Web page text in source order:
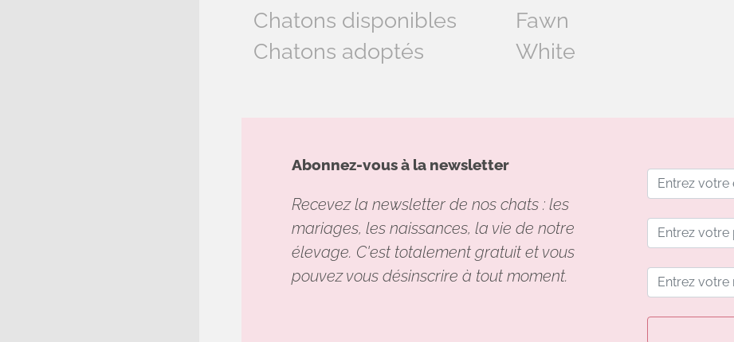
Chatons disponibles
Chatons adoptés
Fawn
White
Abonnez-vous à la newsletter
Recevez la newsletter de nos chats : les
mariages, les naissances, la vie de notre
élevage. C'est totalement gratuit et vous
pouvez vous désinscrire à tout moment.